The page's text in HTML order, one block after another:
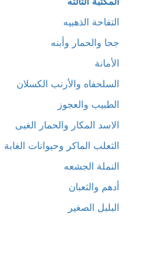
التفاحة الذهبيه
جحا والحمار وأبنه
الأمانة
السلحفاه والأرنب الكسلان
الطبيب والعجوز
الاسد المكار والحمار الغبى
الثعلب الماكر وحيوانات الغابة
النملة الجشعه
أدهم والثعبان
البلبل الصغير